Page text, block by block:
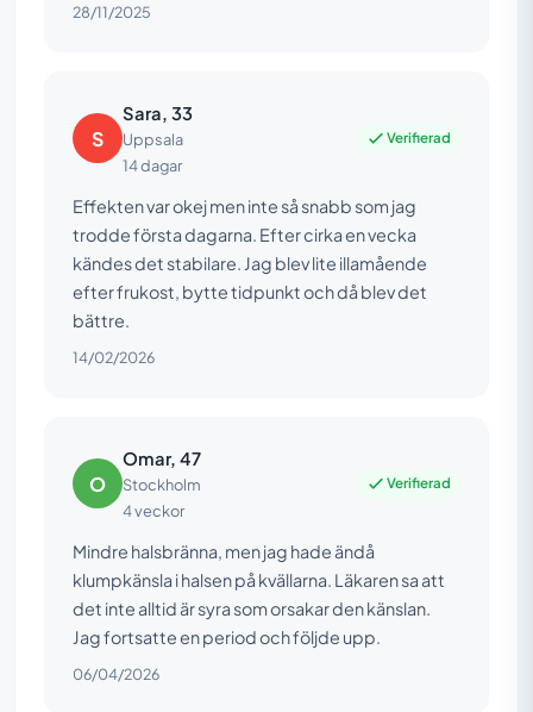
28/11/2025
S
Sara, 33
Uppsala
14 dagar
Verifierad
Effekten var okej men inte så snabb som jag
trodde första dagarna. Efter cirka en vecka
kändes det stabilare. Jag blev lite illamående
efter frukost, bytte tidpunkt och då blev det
bättre.
14/02/2026
O
Omar, 47
Stockholm
4 veckor
Verifierad
Mindre halsbränna, men jag hade ändå
klumpkänsla i halsen på kvällarna. Läkaren sa att
det inte alltid är syra som orsakar den känslan.
Jag fortsatte en period och följde upp.
06/04/2026